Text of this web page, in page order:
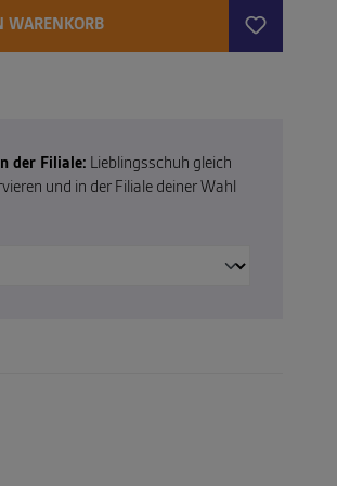
WARENKORB
der Filiale: Lieblingsschuh gleich
und in der Filiale deiner Wahl